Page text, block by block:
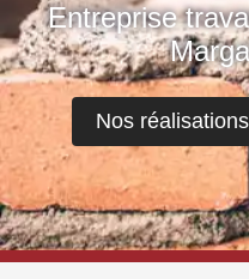
Entreprise
Nos réalisations